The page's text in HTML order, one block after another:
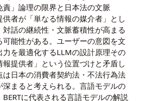
責」論理の限界と日本法の文脈
者が「単なる情報の媒介者」とし
話の継続性・文脈蓄積性が高まる
能性がある。ユーザーの意図を文
力を最適化するLLMの設計原理その
提供者」という位置づけと矛盾し
日本の消費者契約法・不法行為法
まると考えられる。言語モデルの
BERTに代表される言語モデルの解説